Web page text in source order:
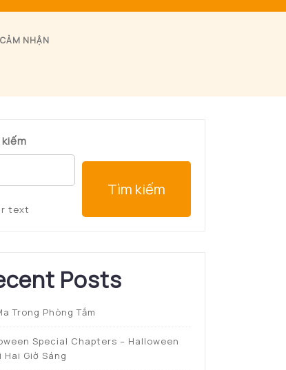
CẢM NHẬN
text
Tìm kiếm
Posts
Trong Phòng Tắm
Special Chapters – Halloween
Hai Giờ Sáng